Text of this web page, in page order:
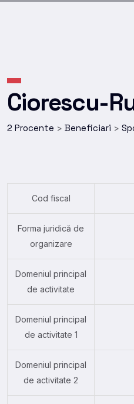
Ciorescu-
2 Procente > Beneficiari >
Cod fiscal
Forma juridică de
organizare
Domeniul principal
de activitate
Domeniul principal
de activitate 1
Domeniul principal
de activitate 2